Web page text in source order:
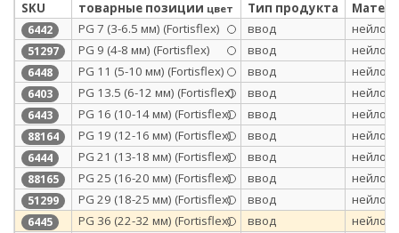
SKU товарные позиции цвет Тип продукта
6442 PG 7 (3-6.5 мм) (Fortisflex) ввод нейлон
51297 PG 9 (4-8 мм) (Fortisflex) ввод нейлон
6448 PG 11 (5-10 мм) (Fortisflex) ввод нейлон
6403 PG 13.5 (6-12 мм) (Fortisflex) ввод нейлон
6443 PG 16 (10-14 мм) (Fortisflex) ввод нейлон
88164 PG 19 (12-16 мм) (Fortisflex) ввод нейлон
6444 PG 21 (13-18 мм) (Fortisflex) ввод нейлон
88165 PG 25 (16-20 мм) (Fortisflex) ввод нейлон
51299 PG 29 (18-25 мм) (Fortisflex) ввод нейлон
6445 PG 36 (22-32 мм) (Fortisflex) ввод нейлон